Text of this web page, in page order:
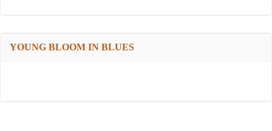
YOUNG BLOOM IN BLUES